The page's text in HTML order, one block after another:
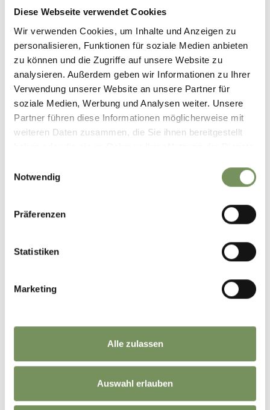
Diese Webseite verwendet Cookies
Wir verwenden Cookies, um Inhalte und Anzeigen zu
personalisieren, Funktionen für soziale Medien anbieten
zu können und die Zugriffe auf unsere Website zu
analysieren. Außerdem geben wir Informationen zu Ihrer
Verwendung unserer Website an unsere Partner für
soziale Medien, Werbung und Analysen weiter. Unsere
Partner führen diese Informationen möglicherweise mit
weiteren Daten zusammen, die Sie ihnen bereitgestellt
Notwendig
Präferenzen
Statistiken
Marketing
Alle zulassen
Auswahl erlauben
TAKE CARE!
VOGLIA DI UNA SCARICA
CASCATA DI PARCINES